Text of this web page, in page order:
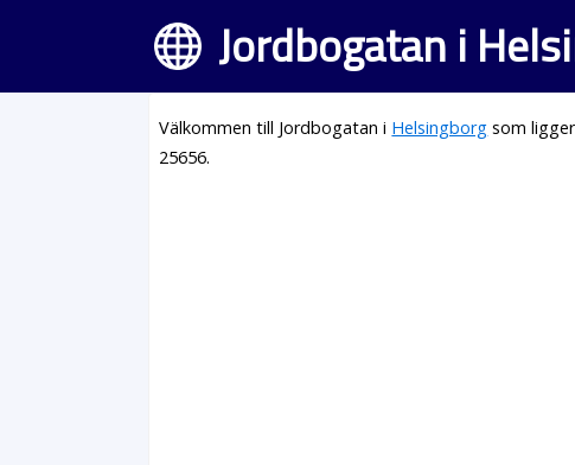
Jordbogatan i
Välkommen till Jordbogatan i Helsingborg som
25656.